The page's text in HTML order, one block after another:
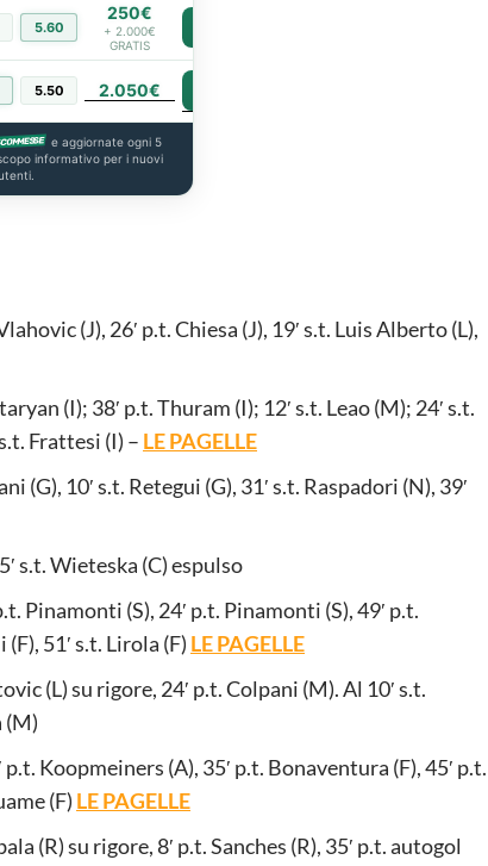
5.60
250€
+ 2.000€
GRATIS
5.50 2.050€
e aggiornate ogni 5
informativo per i nuovi
(J), 26′ p.t. Chiesa (J), 19′ s.t. Luis Alberto (L),
(I); 38′ p.t. Thuram (I); 12′ s.t. Leao (M); 24′ s.t.
Frattesi (I) – LE PAGELLE
(G), 10′ s.t. Retegui (G), 31′ s.t. Raspadori (N), 39′
s.t. Wieteska (C) espulso
Pinamonti (S), 24′ p.t. Pinamonti (S), 49′ p.t.
51′ s.t. Lirola (F) LE PAGELLE
(L) su rigore, 24′ p.t. Colpani (M). Al 10′ s.t.
(M)
Koopmeiners (A), 35′ p.t. Bonaventura (F), 45′ p.t.
(F) LE PAGELLE
(R) su rigore, 8′ p.t. Sanches (R), 35′ p.t. autogol